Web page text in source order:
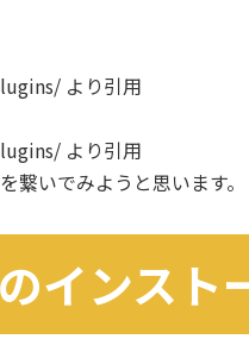
より引用
より引用
繋いでみようと思います。
インスト